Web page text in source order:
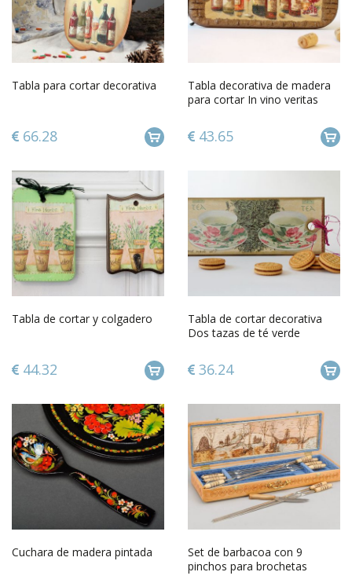
Tabla para cortar decorativa
66.28
Tabla decorativa de madera
para cortar In vino veritas
43.65
Tabla de cortar y colgadero
44.32
Tabla de cortar decorativa
Dos tazas de té verde
36.24
Cuchara de madera pintada
Set de barbacoa con 9
pinchos para brochetas